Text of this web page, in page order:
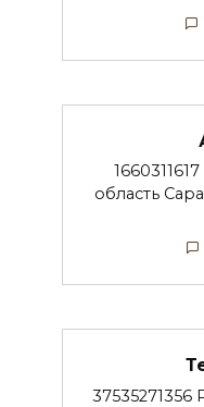
область